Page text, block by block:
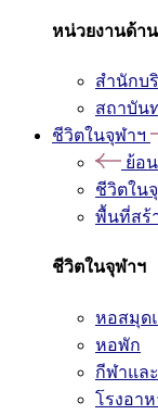
หน่วยงานด้า
สำนักบ
สถาบัน
ชีวิตในจุฬาฯ
ย้อ
ชีวิตใน
พื้นที่สร้
ชีวิตในจุฬาฯ
หอสมุด
หอพัก
กีฬาแล
โรงอา